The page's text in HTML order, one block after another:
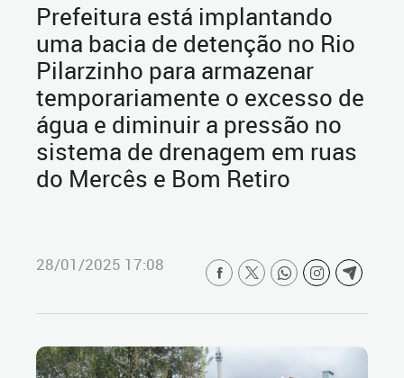
Prefeitura está implantando
uma bacia de detenção no Rio
Pilarzinho para armazenar
temporariamente o excesso de
água e diminuir a pressão no
sistema de drenagem em ruas
do Mercês e Bom Retiro
28/01/2025 17:08